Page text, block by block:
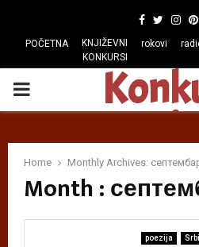
Facebook
Twitter
POČETNA
KNJIŽEVNI
KONKURSI
rokovi
PRIMARY
Home Monthly Archives:
Month :
poezija